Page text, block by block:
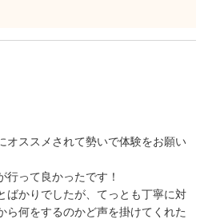
オススメされて勢いで体験をお願い
行って良かったです！
ばかりでしたが、てっとも丁寧に対
ら何をするのかど声を掛けてくれた